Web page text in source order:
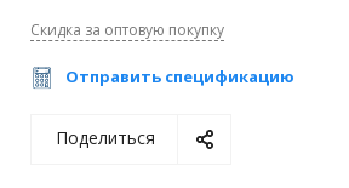
Скидка за оптовую покупку
Отправить спецификацию
Поделиться